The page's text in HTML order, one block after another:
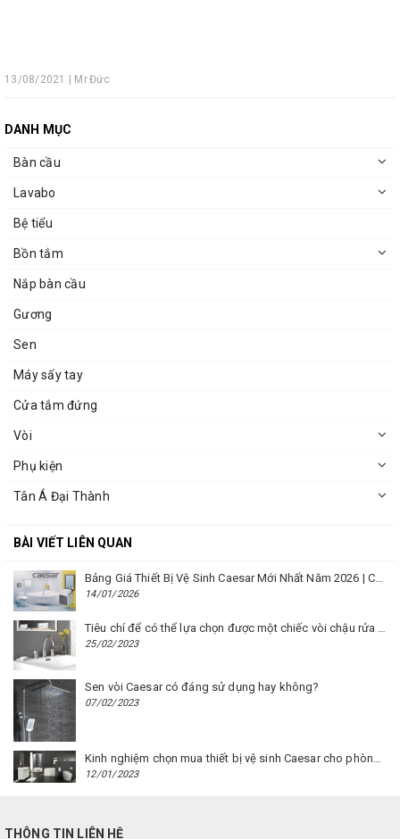
13/08/2021 | Mr.Đức
DANH MỤC
Bàn cầu
Lavabo
Bệ tiểu
Bồn tắm
Nắp bàn cầu
Gương
Sen
Máy sấy tay
Cửa tắm đứng
Vòi
Phụ kiện
Tân Á Đại Thành
BÀI VIẾT LIÊN QUAN
14/01/2026
Tiêu chí để có thể lựa chọn được một chiếc vòi chậu rửa mặt Caesar phù hợp
25/02/2023
Sen vòi Caesar có đáng sử dụng hay không?
07/02/2023
Kinh nghiệm chọn mua thiết bị vệ sinh Caesar cho phòng trọ
12/01/2023
THÔNG TIN LIÊN HỆ